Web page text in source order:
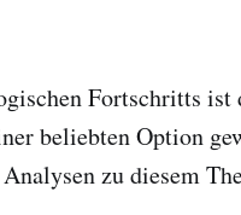
Fortschritts ist
beliebten Option
zu diesem